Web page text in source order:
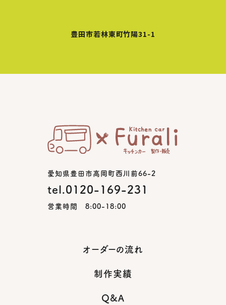
豊田市若林東町竹陽31-1
愛知県豊田市高岡町西川前66-2
tel.0120-169-231
営業時間 8:00-18:00
オーダーの流れ
制作実績
Q&A